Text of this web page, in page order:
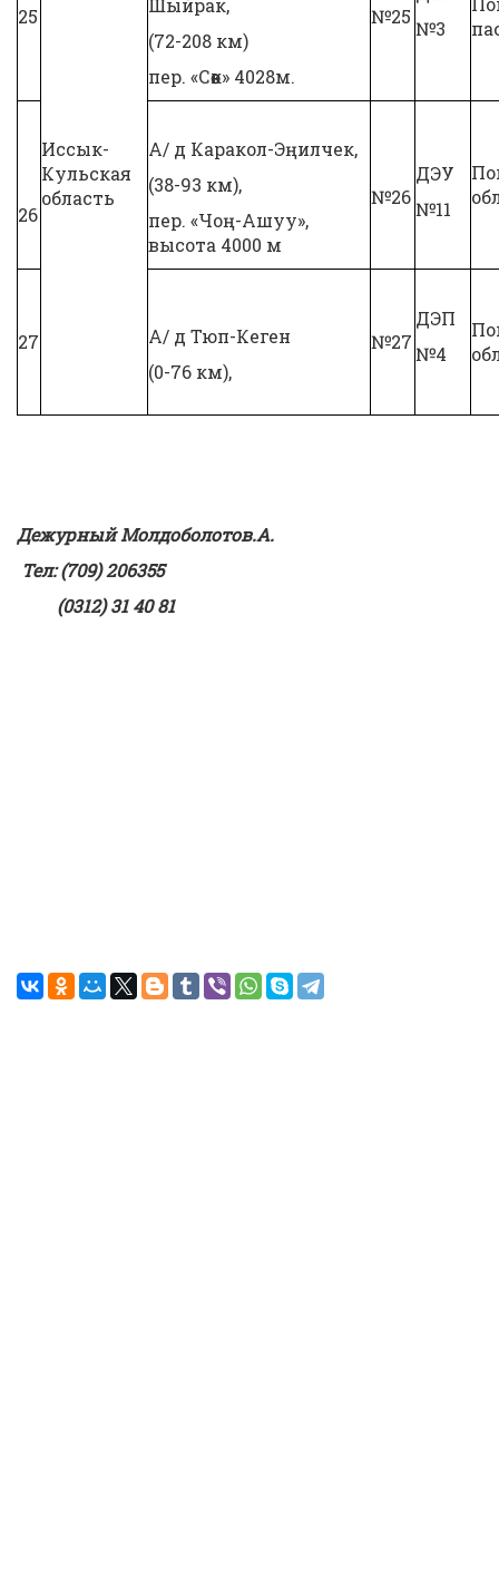
25
Иссык-
Кульская
область
Шыйрак,
(72-208 км)
пер. «Сөөк» 4028м.
№25
№3
26
А/ д Каракол-Эңилчек,
(38-93 км),
пер. «Чоң-Ашуу»,
высота 4000 м
№26
ДЭУ
№11
27
А/ д Тюп-Кеген
(0-76 км),
№27
ДЭП
№4
Дежурный Молдоболотов.А.
Тел: (709) 206355
(0312) 31 40 81